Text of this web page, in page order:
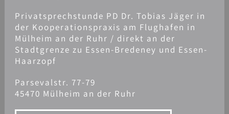
Privatsprechstunde PD Dr. Tobias Jäger in
der Kooperationspraxis am Flughafen in
Mülheim an der Ruhr / direkt an der
Stadtgrenze zu Essen-Bredeney und Essen-
Haarzopf
Parsevalstr. 77-79
45470 Mülheim an der Ruhr